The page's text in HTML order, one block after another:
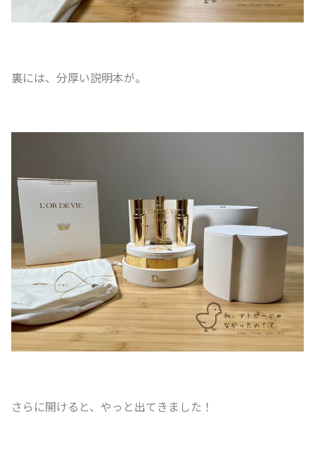
裏には、分厚い説明本が。
さらに開けると、やっと出てきました！